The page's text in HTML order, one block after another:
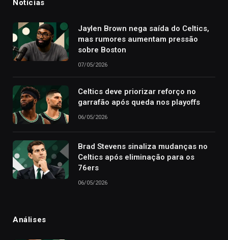
Notícias
Jaylen Brown nega saída do Celtics,
mas rumores aumentam pressão
sobre Boston
07/05/2026
Celtics deve priorizar reforço no
garrafão após queda nos playoffs
06/05/2026
Brad Stevens sinaliza mudanças no
Celtics após eliminação para os
76ers
06/05/2026
Análises